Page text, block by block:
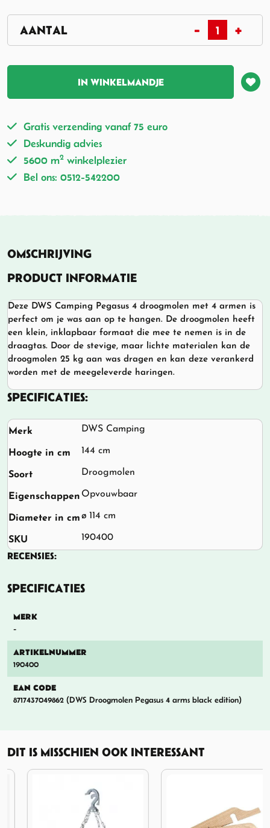
IN WINKELMANDJE
Gratis verzending vanaf 75 euro
Deskundig advies
5600 m2 winkelplezier
Bel ons: 0512-542200
OMSCHRIJVING
PRODUCT INFORMATIE
Deze DWS Camping Pegasus 4 droogmolen met 4 armen is
perfect om je was aan op te hangen. De droogmolen heeft
een klein, inklapbaar formaat die mee te nemen is in de
draagtas. Door de stevige, maar lichte materialen kan de
droogmolen 25 kg aan was dragen en kan deze verankerd
worden met de meegeleverde haringen.
SPECIFICATIES:
Merk DWS Camping
Hoogte in cm 144 cm
Soort Droogmolen
Eigenschappen Opvouwbaar
Diameter in cmø 114 cm
SKU 190400
RECENSIES:
SPECIFICATIES
MERK
-
ARTIKELNUMMER
190400
EAN CODE
8717437049862 (DWS Droogmolen Pegasus 4 arms black edition)
DIT IS MISSCHIEN OOK INTERESSANT